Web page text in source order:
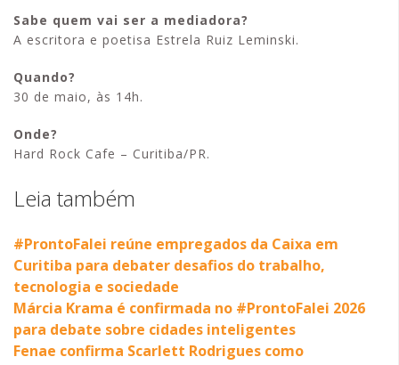
Sabe quem vai ser a mediadora?
A escritora e poetisa Estrela Ruiz Leminski.
Quando?
30 de maio, às 14h.
Onde?
Hard Rock Cafe – Curitiba/PR.
Leia também
#ProntoFalei reúne empregados da Caixa em
Curitiba para debater desafios do trabalho,
tecnologia e sociedade
Márcia Krama é confirmada no #ProntoFalei 2026
para debate sobre cidades inteligentes
Fenae confirma Scarlett Rodrigues como